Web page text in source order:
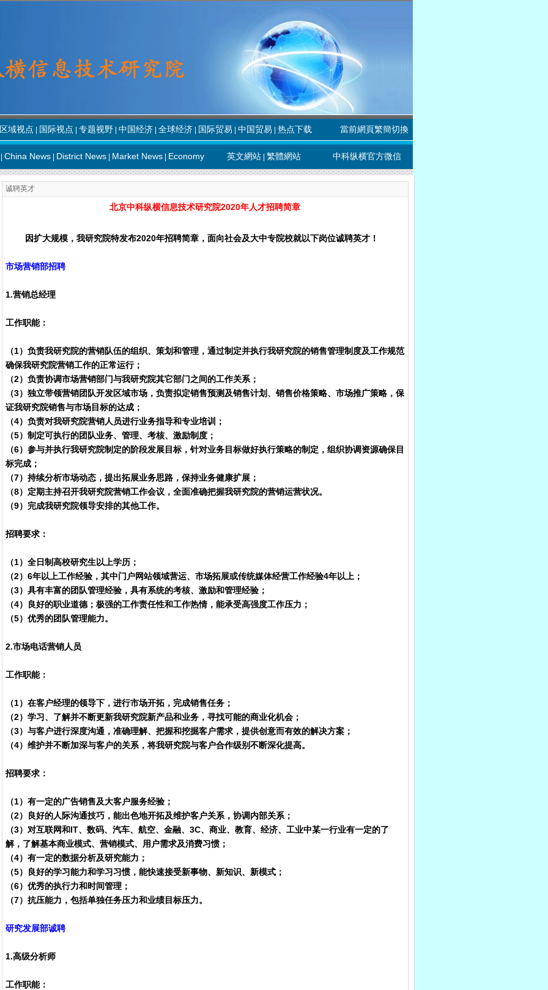
区域视点 国际视点 专题视野 中国经济 全球经济 国际贸易 中国贸易 热点下载 當前網頁繁簡切換
China News District News Market News Economy 英文網站 繁體網站 中科纵横官方微信
诚聘英才
北京中科纵横信息技术研究院2020年人才招聘简章
因扩大规模，我研究院特发布2020年招聘简章，面向社会及大中专院校就以下岗位诚聘英才！
市场营销部招聘
1.营销总经理
工作职能：
（1）负责我研究院的营销队伍的组织、策划和管理，通过制定并执行我研究院的销售管理制度及工作规范
确保我研究院营销工作的正常运行；
（2）负责协调市场营销部门与我研究院其它部门之间的工作关系；
（3）独立带领营销团队开发区域市场，负责拟定销售预测及销售计划、销售价格策略、市场推广策略，保
证我研究院销售与市场目标的达成；
（4）负责对我研究院营销人员进行业务指导和专业培训；
（5）制定可执行的团队业务、管理、考核、激励制度；
（6）参与并执行我研究院制定的阶段发展目标，针对业务目标做好执行策略的制定，组织协调资源确保目
标完成；
（7）持续分析市场动态，提出拓展业务思路，保持业务健康扩展；
（8）定期主持召开我研究院营销工作会议，全面准确把握我研究院的营销运营状况。
（9）完成我研究院领导安排的其他工作。
招聘要求：
（1）全日制高校研究生以上学历；
（2）6年以上工作经验，其中门户网站领域营运、市场拓展或传统媒体经营工作经验4年以上；
（3）具有丰富的团队管理经验，具有系统的考核、激励和管理经验；
（4）良好的职业道德；极强的工作责任性和工作热情，能承受高强度工作压力；
（5）优秀的团队管理能力。
2.市场电话营销人员
工作职能：
（1）在客户经理的领导下，进行市场开拓，完成销售任务；
（2）学习、了解并不断更新我研究院新产品和业务，寻找可能的商业化机会；
（3）与客户进行深度沟通，准确理解、把握和挖掘客户需求，提供创意而有效的解决方案；
（4）维护并不断加深与客户的关系，将我研究院与客户合作级别不断深化提高。
招聘要求：
（1）有一定的广告销售及大客户服务经验；
（2）良好的人际沟通技巧，能出色地开拓及维护客户关系，协调内部关系；
（3）对互联网和IT、数码、汽车、航空、金融、3C、商业、教育、经济、工业中某一行业有一定的了
解，了解基本商业模式、营销模式、用户需求及消费习惯；
（4）有一定的数据分析及研究能力；
（5）良好的学习能力和学习习惯，能快速接受新事物、新知识、新模式；
（6）优秀的执行力和时间管理；
（7）抗压能力，包括单独任务压力和业绩目标压力。
研究发展部诚聘
1.高级分析师
工作职能：